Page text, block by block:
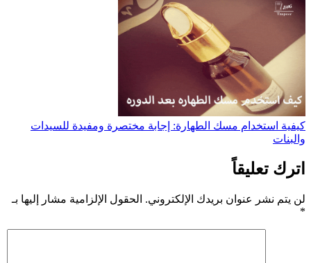
كيفية استخدام مسك الطهارة: إجابة مختصرة ومفيدة للسيدات
والبنات
اترك تعليقاً
لن يتم نشر عنوان بريدك الإلكتروني. الحقول الإلزامية مشار إليها بـ
*